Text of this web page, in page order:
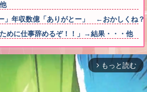
」年収数億「ありがとー」 ←おかしくね？
ために仕事辞めるぞ！！」→結果・・・他
arrow_forward_ios もっと読む